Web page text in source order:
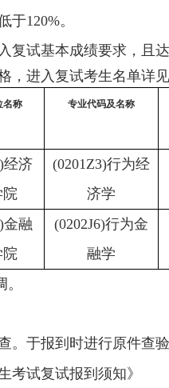
于120%。
复试基本成绩要求，且
，进入复试考生名单详见
名称 专业代码及名称
经济
院
(0201Z3)行为经
济学
金融
院
(0202J6)行为金
融学
。于报到时进行原件
考试复试报到须知》